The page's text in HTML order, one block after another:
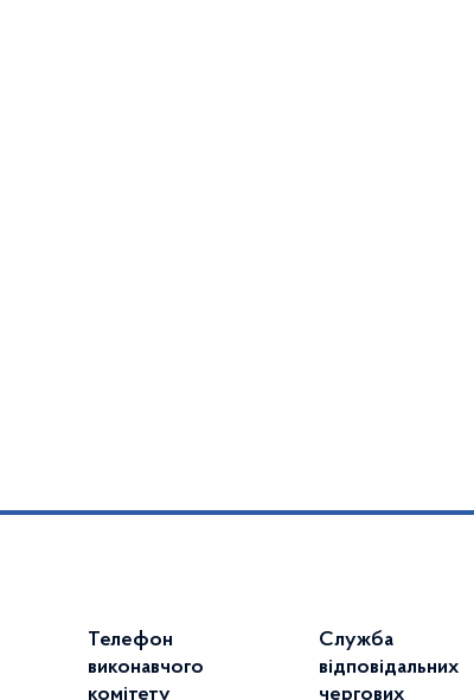
Телефон
виконавчого
комітету
Служба
відповідальних
чергових